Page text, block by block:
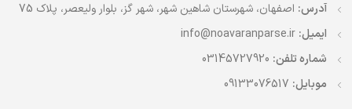
آدرس: اصفهان، شهرستان شاهین شهر، شهر گز، بلوار ولیعصر، پلاک 75
ایمیل:
شماره تلفن:
موبایل: